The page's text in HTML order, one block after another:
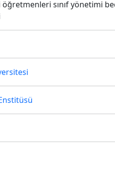
öğretmenleri sınıf yönetimi